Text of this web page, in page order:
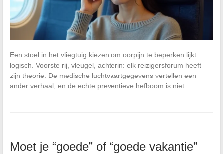
Een stoel in het vliegtuig kiezen om oorpijn te beperken lijkt
logisch. Voorste rij, vleugel, achterin: elk reizigersforum heeft
zijn theorie. De medische luchtvaartgegevens vertellen een
ander verhaal, en de echte preventieve hefboom is niet…
Moet je “goede” of “goede vakantie”